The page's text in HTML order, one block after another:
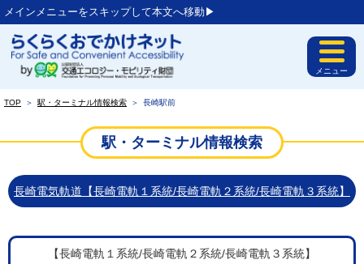
メインメニューをスキップして本文へ移動▶︎
メニュー
TOP ＞ 駅・ターミナル情報検索 ＞ 長崎駅前
駅・ターミナル情報検索
長崎電気軌道【長崎電軌１系統/長崎電軌２系統/長崎電軌３系統】
【長崎電軌１系統/長崎電軌２系統/長崎電軌３系統】